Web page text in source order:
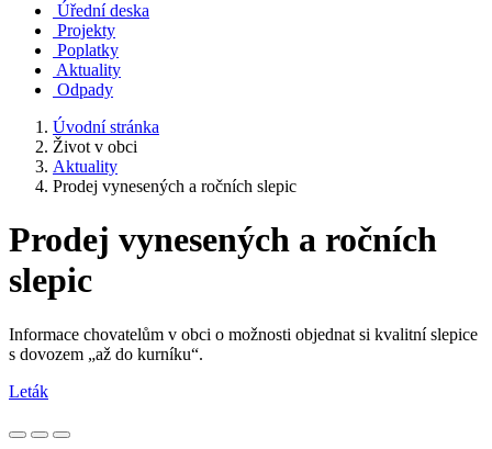
Úřední deska
Projekty
Poplatky
Aktuality
Odpady
Úvodní stránka
Život v obci
Aktuality
Prodej vynesených a ročních slepic
Prodej vynesených a ročních
slepic
Informace chovatelům v obci o možnosti objednat si kvalitní slepice
s dovozem „až do kurníku“.
Leták